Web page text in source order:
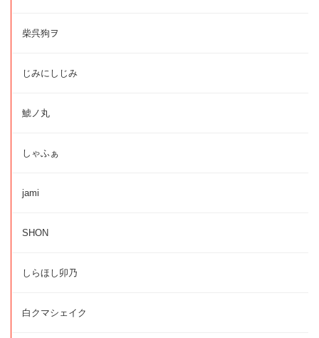
柴呉狗ヲ
じみにしじみ
鯱ノ丸
しゃふぁ
jami
SHON
しらほし卯乃
白クマシェイク